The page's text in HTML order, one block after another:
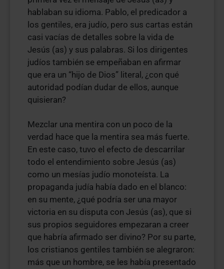
hablaban su idioma. Pablo, el predicador a
los gentiles, era judío, pero sus cartas están
casi vacías de detalles sobre la vida de
Jesús (as) y sus palabras. Si los dirigentes
judíos también se empeñaban en afirmar
que era un “hijo de Dios” literal, ¿con qué
autoridad podían dudar de ellos, aunque
quisieran?
Mezclar una mentira con un poco de la
verdad hace que la mentira sea más fuerte.
En este caso, tuvo el efecto de descarrilar
todo el entendimiento sobre Jesús (as)
como un mesías judío monoteísta. La
propaganda judía había dado en el blanco:
en su mente, ¿qué podría ser una mayor
victoria en su disputa con Jesús (as), que si
sus propios seguidores empezaran a creer
que habría afirmado ser divino? Por su parte,
los cristianos gentiles también se alegraron:
más que un hombre, se les había presentado